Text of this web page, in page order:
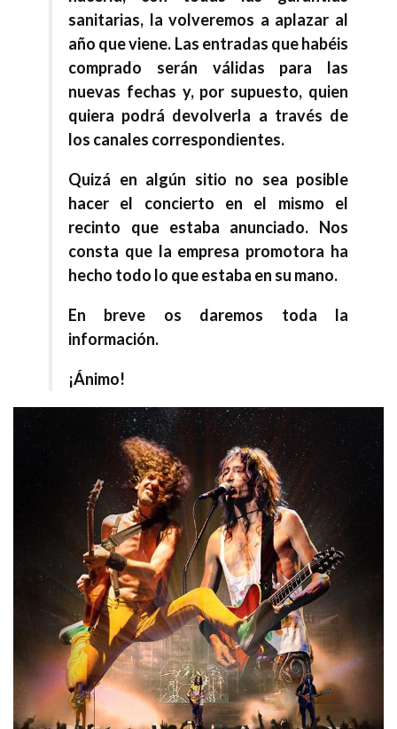
sanitarias, la volveremos a aplazar al
año que viene. Las entradas que habéis
comprado serán válidas para las
nuevas fechas y, por supuesto, quien
quiera podrá devolverla a través de
los canales correspondientes.
Quizá en algún sitio no sea posible
hacer el concierto en el mismo el
recinto que estaba anunciado. Nos
consta que la empresa promotora ha
hecho todo lo que estaba en su mano.
En breve os daremos toda la
información.
¡Ánimo!